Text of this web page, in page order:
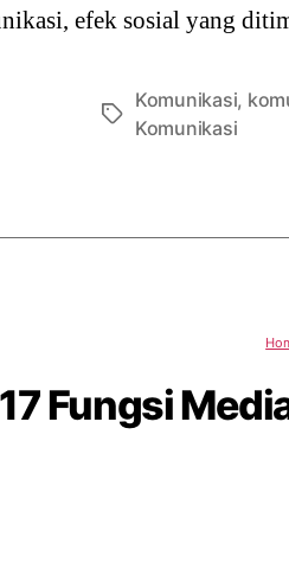
efek sosial yang
Tags
Komunikasi,
Komunikasi
17 Fungsi